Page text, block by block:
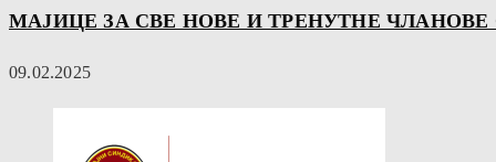
МАЈИЦЕ ЗА СВЕ НОВЕ И ТРЕНУТНЕ
09.02.2025